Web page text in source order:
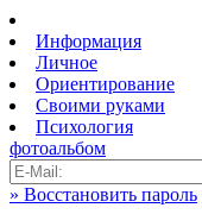
Информация
Личное
Ориентирование
Своими руками
Психология
фотоальбом
» Восстановить пароль